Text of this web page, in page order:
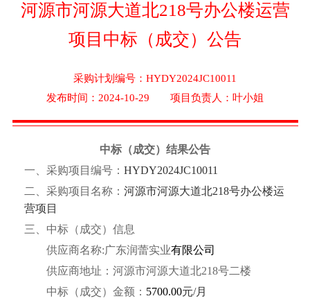
河源市河源大道北218号办公楼运营
项目中标（成交）公告
采购计划编号：HYDY2024JC10011
发布时间：2024-10-29 项目负责人：叶小姐
中标（成交）结果公告
一、采购项目编号： HYDY2024JC10011
二、采购项目名称： 河源市河源大道北218号办公楼运
营项目
三、中标（成交）信息
供应商名称:广东润蕾实业有限公司
供应商地址： 河源市河源大道北218号二楼
中标（成交） 金额 ： 5700.00元/月